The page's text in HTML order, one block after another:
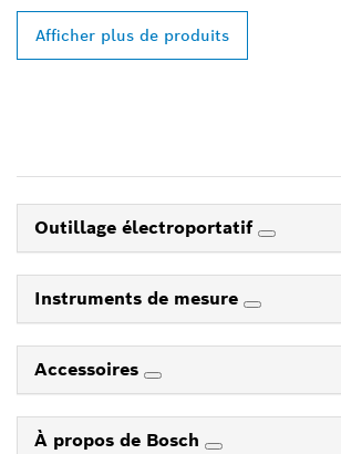
Afficher plus de produits
Outillage électroportatif
Instruments de mesure
Accessoires
À propos de Bosch